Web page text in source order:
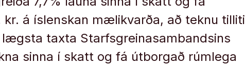
á íslenskan mælikvarða, að teknu tilliti
taxta Starfsgreinasambandsins
sinna í skatt og fá útborgað rúmlega